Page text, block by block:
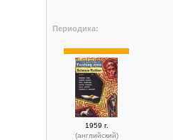
Периодика:
1959 г.
(английский)